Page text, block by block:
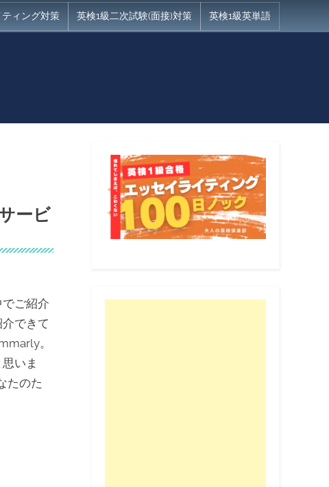
ティング対策 英検1級二次試験(面接)対策 英検1級英単語
ービ
ご紹介
できて
。
いま
たのた